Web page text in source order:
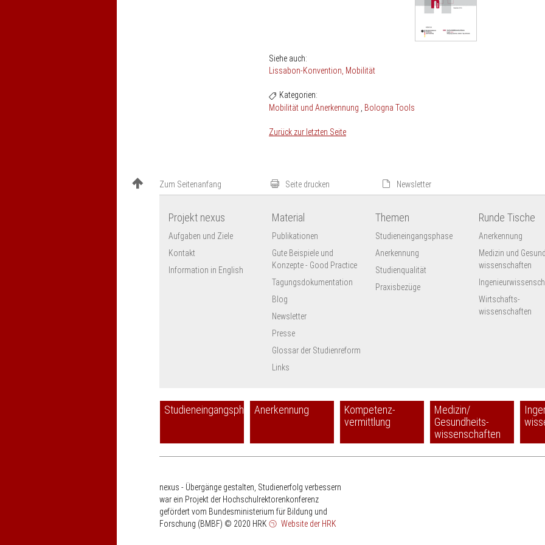
Siehe auch:
Lissabon-Konvention Mobilität
Kategorien:
Mobilität und Anerkennung
Bologna Tools
Zurück zur letzten Seite
Zum Seitenanfang Seite drucken Newsletter
Projekt nexus
Aufgaben und Ziele
Kontakt
Information in English
Material
Publikationen
Gute Beispiele und
Konzepte - Good Practice
Tagungsdokumentation
Blog
Newsletter
Presse
Glossar der Studienreform
Links
Themen
Studieneingangsphase
Anerkennung
Studienqualität
Praxisbezüge
Runde Tische
Anerkennung
Medizin und
wissenschaften
Wirtschafts-
wissenschaften
StudieneingangsphaseAnerkennung
Kompetenz-
vermittlung
Medizin/
Gesundheits-
wissenschaften
nexus - Übergänge gestalten, Studienerfolg verbessern
war ein Projekt der Hochschulrektorenkonferenz
gefördert vom Bundesministerium für Bildung und
Forschung (BMBF) © 2020 HRK Website der HRK